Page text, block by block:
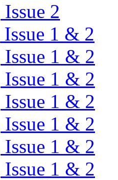
2
1 & 2
1 & 2
1 & 2
1 & 2
1 & 2
1 & 2
1 & 2